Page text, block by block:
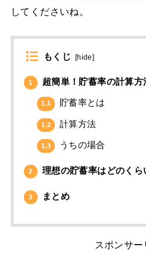
してくださいね。
もくじ [hide]
1 超簡単！貯蓄率の計算方
1.1 貯蓄率とは
1.2 計算方法
1.3 うちの場合
2 理想の貯蓄率はどのくら
3 まとめ
スポンサー